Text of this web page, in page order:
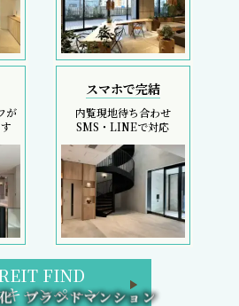
が
スマホで完結
内覧現地待ち合わせ
SMS・LINEで対応
FIND
キャンペーン